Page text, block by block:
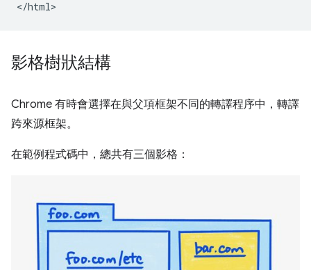
影格樹狀結構
Chrome 有時會選擇在與父項框架不同的轉譯程序中，轉譯
跨來源框架。
在範例程式碼中，總共有三個影格：